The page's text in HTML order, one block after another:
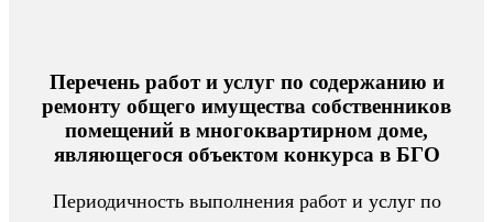
Перечень работ и услуг по содержанию и
ремонту общего имущества собственников
помещений в многоквартирном доме,
являющегося объектом конкурса в БГО
Периодичность выполнения работ и услуг по